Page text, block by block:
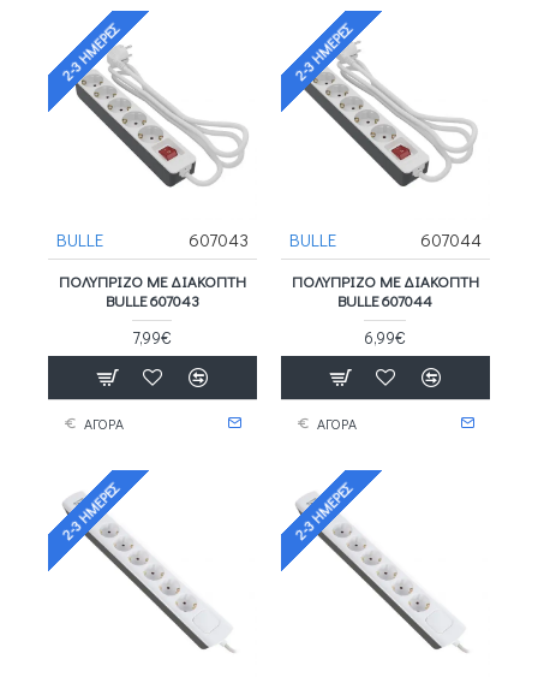
2-3 ΗΜΈΡΕΣ
BULLE 607043
ΠΟΛΥΠΡΙΖΟ ΜΕ ΔΙΑΚΟΠΤΗ
BULLE 607043
7,99€
ΑΓΟΡΑ
2-3 ΗΜΈΡΕΣ
BULLE 607044
ΠΟΛΥΠΡΙΖΟ ΜΕ ΔΙΑΚΟΠΤΗ
BULLE 607044
6,99€
ΑΓΟΡΑ
2-3 ΗΜΈΡΕΣ 2-3 ΗΜΈΡΕΣ